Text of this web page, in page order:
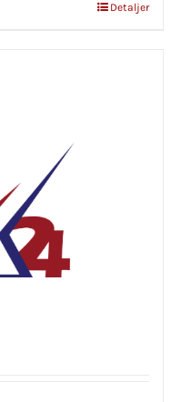
Detaljer